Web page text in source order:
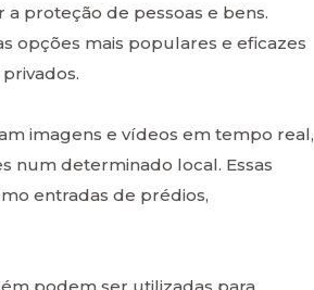
proteção de pessoas e bens.
opções mais populares e eficazes
imagens e vídeos em tempo real,
num determinado local. Essas
entradas de prédios,